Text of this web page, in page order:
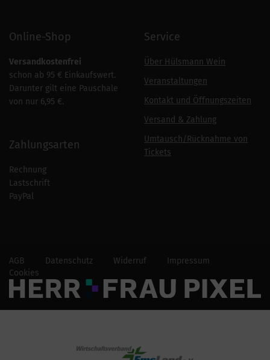
Online-Shop
Versandkostenfrei
schon ab 95 € Einkaufswert.
Darunter gilt eine Pauschale
von nur 6,95 €.
Zahlungsarten
Rechnung
Lastschrift
PayPal
Service
Über Hülsmann Wein
Veranstaltungen
Kontakt und Öffnungszeiten
Versand & Zahlung
Umtausch/Rücknahme von
Tickets
AGB Datenschutz Widerruf
Impressum
Cookies